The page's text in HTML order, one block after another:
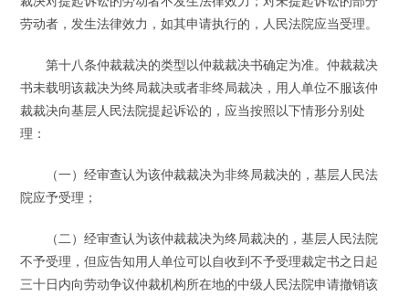
劳动者，发生法律效力，如其申请执行的，人民法院应当受理。
第十八条仲裁裁决的类型以仲裁裁决书确定为准。仲裁裁决
书未载明该裁决为终局裁决或者非终局裁决，用人单位不服该仲
裁裁决向基层人民法院提起诉讼的，应当按照以下情形分别处
理：
（一）经审查认为该仲裁裁决为非终局裁决的，基层人民法
院应予受理；
（二）经审查认为该仲裁裁决为终局裁决的，基层人民法院
不予受理，但应告知用人单位可以自收到不予受理裁定书之日起
三十日内向劳动争议仲裁机构所在地的中级人民法院申请撤销该